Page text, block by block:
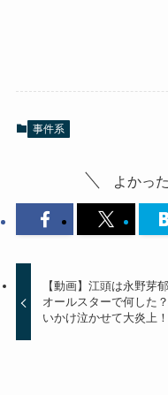
事件系
よかっ
【動画】江頭は永野芽
オールスターで何した
いかけ泣かせて大炎上